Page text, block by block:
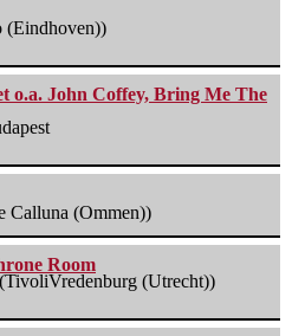
(Eindhoven))
o.a. John Coffey, Bring Me The
Calluna (Ommen))
Room
(Utrecht))